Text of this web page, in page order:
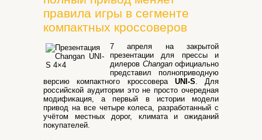
правила игры в сегменте
компактных кроссоверов
7 апреля на закрытой
презентации для прессы и
дилеров Changanофициально
представил полноприводную
версию компактного кроссовера UNI-S. Для
российской аудитории это не просто очередная
модификация, а первый в истории модели
привод на все четыре колеса, разработанный с
учётом местных дорог, климата и ожиданий
покупателей.